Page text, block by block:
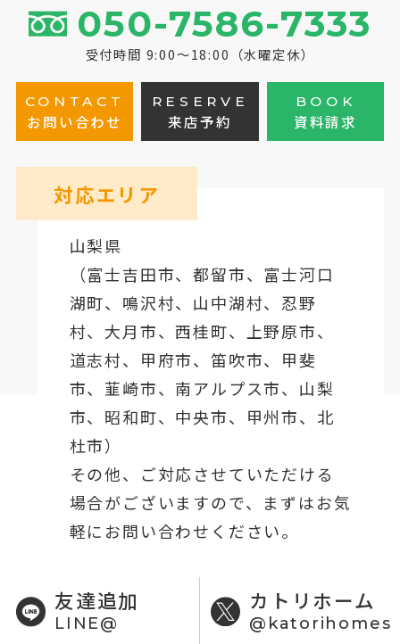
050-7586-7333
受付時間 9:00～18:00（水曜定休）
CONTACT
お問い合わせ
RESERVE
来店予約
BOOK
資料請求
対応エリア
山梨県
（富士吉田市、都留市、 富士河口
湖町、鳴沢村、山中湖村、忍野
村、 大月市、西桂町、上野原市、
道志村、 甲府市、笛吹市、甲斐
市、韮崎市、南アルプス市、山梨
市、昭和町、中央市、甲州市、北
杜市）
その他、ご対応させていただける
場合がございますので、まずはお気
軽にお問い合わせください。
友達追加
LINE@
カトリホーム
@katorihomes